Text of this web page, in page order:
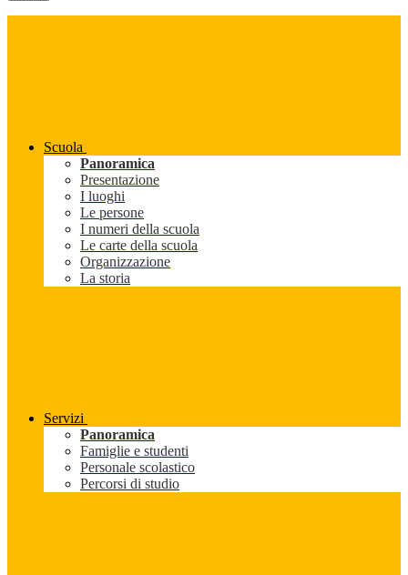
Scuola
Panoramica
Presentazione
I luoghi
Le persone
I numeri della scuola
Le carte della scuola
Organizzazione
La storia
Servizi
Panoramica
Famiglie e studenti
Personale scolastico
Percorsi di studio